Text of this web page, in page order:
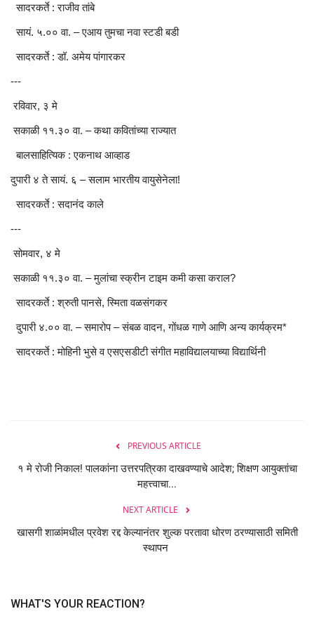
सादरकर्ते : राजीव तांबे
सायं. ५.०० वा. – एआय तुमचा नवा स्टडी बडी
सादरकर्ते : डॉ. अमेय पांगारकर
---
रविवार, ३ मे
सकाळी ११.३० वा. – कथा कवितांच्या राज्यात
बालसाहित्यिक : एकनाथ आव्हाड
दुपारी ४ ते सायं. ६ – सलाम भारतीय वायुसेनेला!
सादरकर्ते : सदानंद काले
---
सोमवार, ४ मे
सकाळी ११.३० वा. – मुलांचा स्क्रीन टाइम कमी कसा कराल?
सादरकर्ते : श्रुती पानसे, स्मिता वळसंगकर
दुपारी ४.०० वा. – समारोप – संबळ वादन, गोंधळ गाणे आणि अन्य कार्यक्रम*
सादरकर्ते : मोहिनी भुसे व एसएसडीटी संगीत महाविद्यालयाच्या विद्यार्थिनी
PREVIOUS ARTICLE
१ मे रोजी निकाल! पालकांना उत्तरपत्रिका दाखवण्याचे आदेश; शिक्षण आयुक्तांचा
महत्त्वाचा...
NEXT ARTICLE
खासगी शाळांमधील प्रवेश रद्द केल्यानंतर शुल्क परतावा धोरण ठरण्यासाठी समिती
स्थापन
WHAT'S YOUR REACTION?